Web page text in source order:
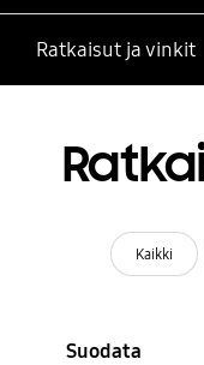
Ratkaisut ja vinkit
Kaikki
Suodata